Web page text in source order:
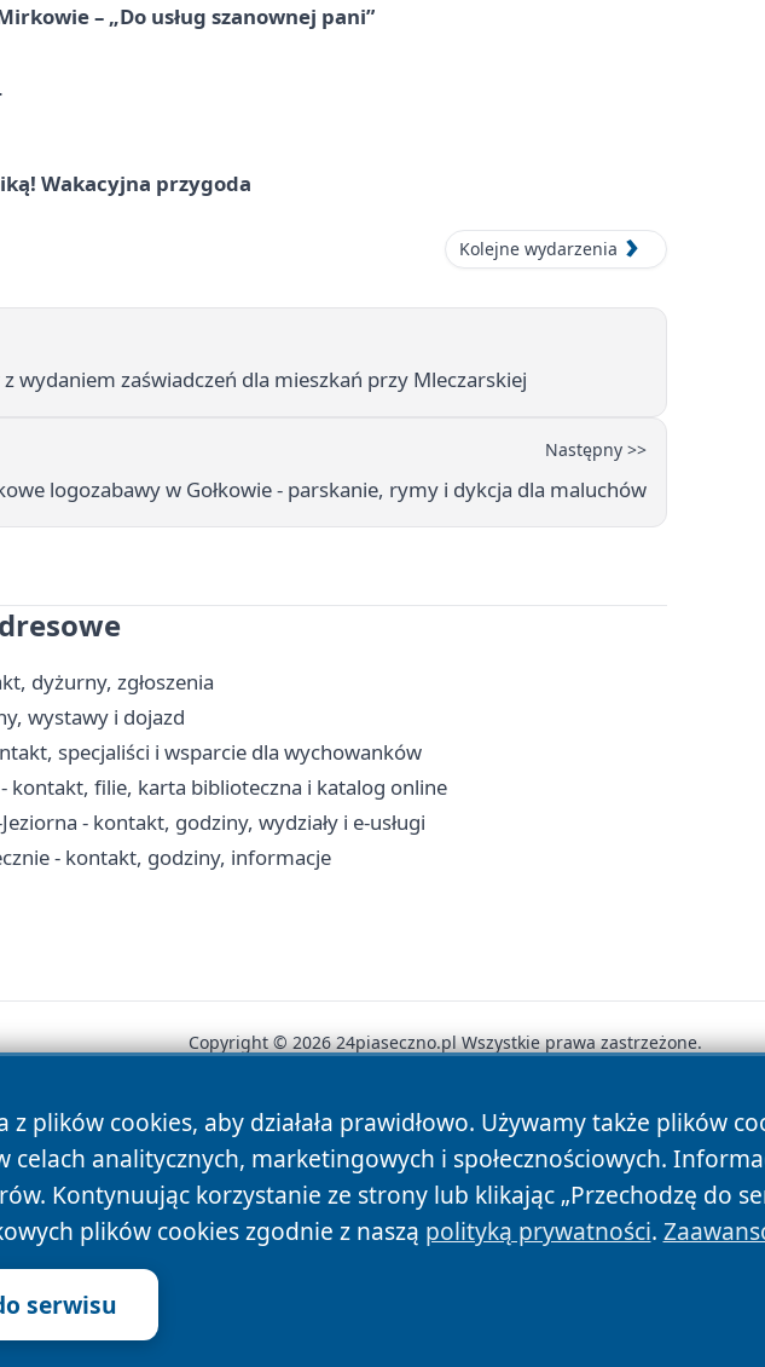
– „Do usług szanownej pani”
Wakacyjna przygoda
Kolejne wydarzenia
wydaniem zaświadczeń dla mieszkań przy Mleczarskiej
Następny >>
logozabawy w Gołkowie - parskanie, rymy i dykcja dla maluchów
dyżurny, zgłoszenia
wystawy i dojazd
specjaliści i wsparcie dla wychowanków
kontakt, filie, karta biblioteczna i katalog online
- kontakt, godziny, wydziały i e-usługi
- kontakt, godziny, informacje
z plików cookies, aby działała prawidłowo. Używamy także plików
celach analitycznych, marketingowych i społecznościowych.
Kontynuując korzystanie ze strony lub klikając „Przechodzę do
plików cookies zgodnie z naszą polityką prywatności.
serwisu
Copyright © 2026 24piaseczno.pl Wszystkie prawa zastrzeżone.
News Autorzy Polityka Prywatności Polityka Cookies